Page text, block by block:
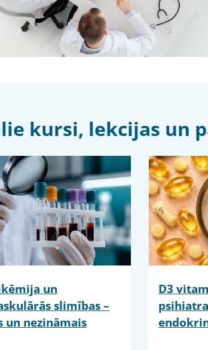
kursi, lekcijas un
un
slimības –
un nezināmais
D3